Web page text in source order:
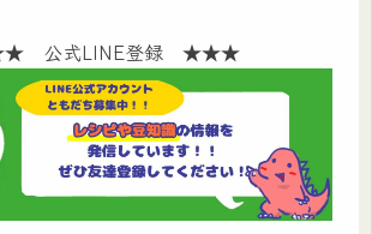
公式LINE登録 ★★★